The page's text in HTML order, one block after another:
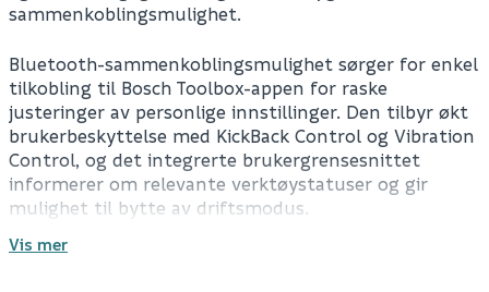
sammenkoblingsmulighet.
Bluetooth-sammenkoblingsmulighet sørger for enkel
tilkobling til Bosch Toolbox-appen for raske
justeringer av personlige innstillinger. Den tilbyr økt
brukerbeskyttelse med KickBack Control og Vibration
Control, og det integrerte brukergrensesnittet
informerer om relevante verktøystatuser og gir
mulighet til bytte av driftsmodus.
Batteri og lader kjøpes separat.
Vis mer